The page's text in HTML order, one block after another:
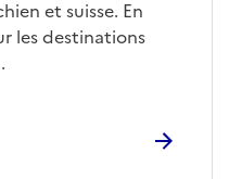
et suisse. En
les destinations